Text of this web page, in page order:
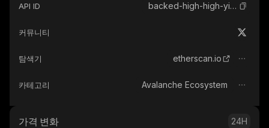
API ID backed-high-high-yield-corp-bond
커뮤니티
탐색기 etherscan.io
카테고리 Avalanche Ecosystem
가격 변화 24H